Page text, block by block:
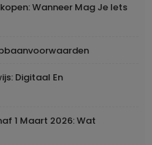
Wanneer Mag Je Iets
Digitaal En
1 Maart 2026: Wat